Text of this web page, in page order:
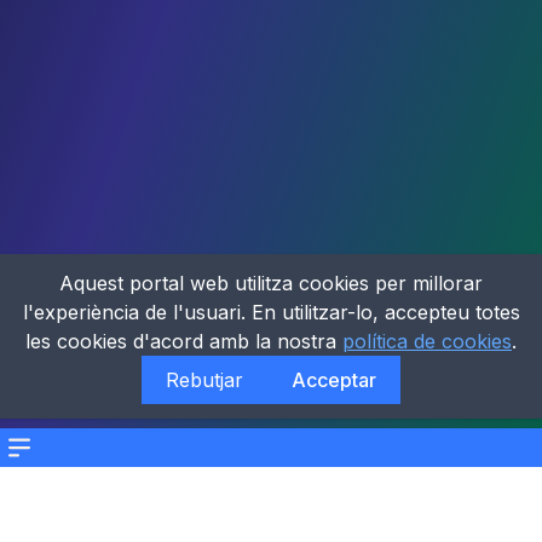
Menu
Aquest portal web utilitza cookies per millorar
l'experiència de l'usuari. En utilitzar-lo, accepteu totes
les cookies d'acord amb la nostra política de cookies.
Rebutjar
Acceptar